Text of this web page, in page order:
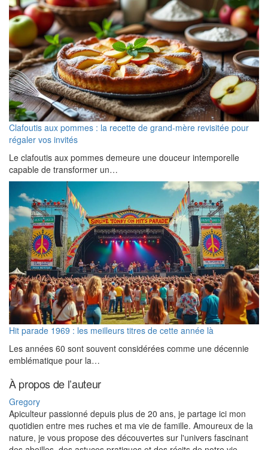
Clafoutis aux pommes : la recette de grand-mère revisitée pour
régaler vos invités
Le clafoutis aux pommes demeure une douceur intemporelle
capable de transformer un…
Hit parade 1969 : les meilleurs titres de cette année là
Les années 60 sont souvent considérées comme une décennie
emblématique pour la…
À propos de l’auteur
Gregory
Apiculteur passionné depuis plus de 20 ans, je partage ici mon
quotidien entre mes ruches et ma vie de famille. Amoureux de la
nature, je vous propose des découvertes sur l'univers fascinant